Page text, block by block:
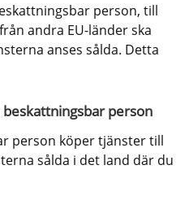
person, till
andra EU-länder ska
anses sålda. Detta
person
person köper tjänster till
sålda i det land där du